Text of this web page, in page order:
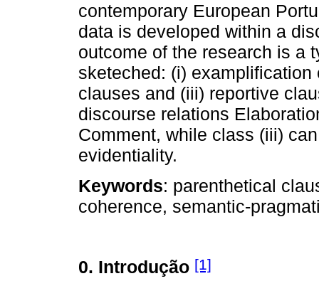
contemporary European
data is developed within a
outcome of the research is a
sketeched: (i)
clauses and (iii) reportive
discourse relations
Comment, while class (iii)
evidentiality.
Keywords: parenthetical
coherence, semantic-
0. Introdução [1]